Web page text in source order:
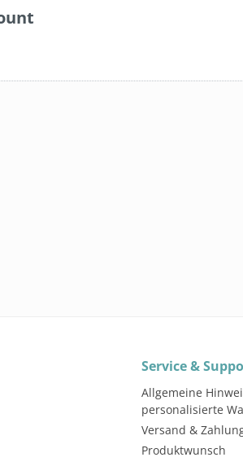
Service &
Allgemeine
personalisierte
Versand &
Produktwunsch